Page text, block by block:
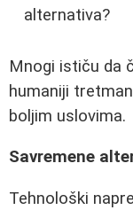
alternativa?
Mnogi ističu da
humaniji
boljim uslovima.
Savremene
Tehnološki